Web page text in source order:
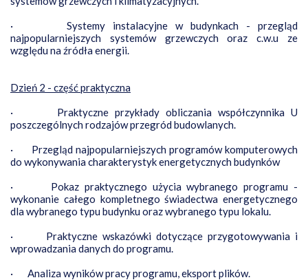
·
Systemy instalacyjne w budynkach - przegląd
najpopularniejszych systemów grzewczych oraz c.w.u ze
względu na źródła energii.
Dzień 2 - część praktyczna
·
Praktyczne przykłady obliczania współczynnika U
poszczególnych rodzajów przegród budowlanych.
·
Przegląd najpopularniejszych programów komputerowych
do wykonywania charakterystyk energetycznych budynków
·
Pokaz praktycznego użycia wybranego programu -
wykonanie całego kompletnego świadectwa energetycznego
dla wybranego typu budynku oraz wybranego typu lokalu.
·
Praktyczne wskazówki dotyczące przygotowywania i
wprowadzania danych do programu.
·
Analiza wyników pracy programu, eksport plików.